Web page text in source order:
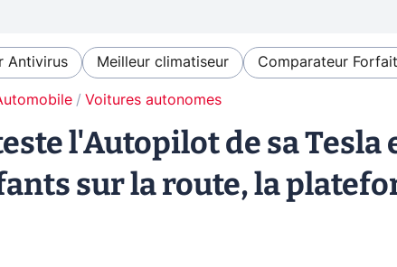
Antivirus Meilleur climatiseur Comparateur
Voitures autonomes
l'Autopilot de sa Tesla
sur la route, la